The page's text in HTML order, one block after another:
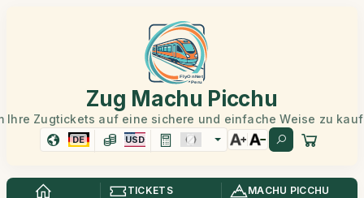
Zug Machu Picchu
Ihre Zugtickets auf eine sichere und einfache Weise zu
DE USD
TICKETS
MACHU PICCHU